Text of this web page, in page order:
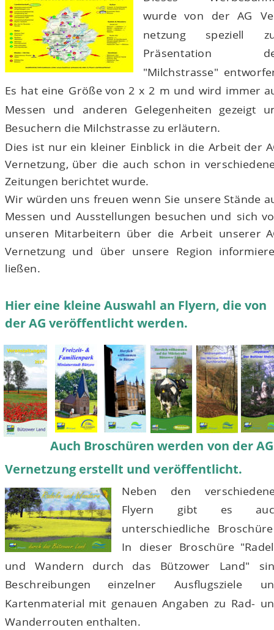
wurde von der AG
netzung
speziell
Präsentation
"Milchstrasse"
Es hat eine Größe von 2 x 2 m und wird immer
Messen
und anderen Gelegenheiten gezeigt
Besuchern die Milchstrasse zu erläutern.
Dies ist nur ein kleiner Einblick in die Arbeit der
Vernetzung, über die auch schon in
Zeitungen berichtet wurde.
Wir würden uns freuen wenn Sie unsere Stände
Messen und Ausstellungen besuchen und sich
unseren Mitarbeitern über die Arbeit unserer
Vernetzung und über unsere Region
ließen.
Hier eine kleine Auswahl an Flyern, die von
der AG veröffentlicht werden.
Auch Broschüren werden von der
Vernetzung erstellt und veröffentlicht.
Neben den
Flyern
gibt es
unterschiedliche
In
dieser Broschüre
und
Wandern durch das Bützower Land"
Beschreibungen
einzelner Ausflugsziele
Kartenmaterial mit genauen Angaben zu Rad-
Wanderrouten enthalten.